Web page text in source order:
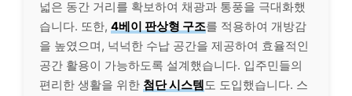
넓은 동간 거리를 확보하여 채광과 통풍을 극대화했
습니다. 또한, 4베이 판상형 구조를 적용하여 개방감
을 높였으며, 넉넉한 수납 공간을 제공하여 효율적인
공간 활용이 가능하도록 설계했습니다. 입주민들의
편리한 생활을 위한 첨단 시스템도 도입했습니다. 스